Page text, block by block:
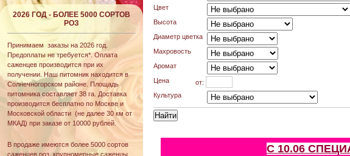
2026 ГОД - БОЛЕЕ 5000 СОРТОВ
РОЗ
Принимаем заказы на 2026 год.
Предоплаты не требуется*. Оплата
саженцев производится при их
получении. Наш питомник находится в
Солнечногорском районе. Площадь
питомника составляет 38 га. Доставка
производится бесплатно по Москве и
Московской области (не далее 30 км от
МКАД) при заказе от 10000 рублей.
В продаже имеются более 5000 сортов
саженцев роз, крупномерные саженцы
Цвет
Высота
Диаметр цветка
Махровость
Аромат
Цена
от:
Культура
С 10.06